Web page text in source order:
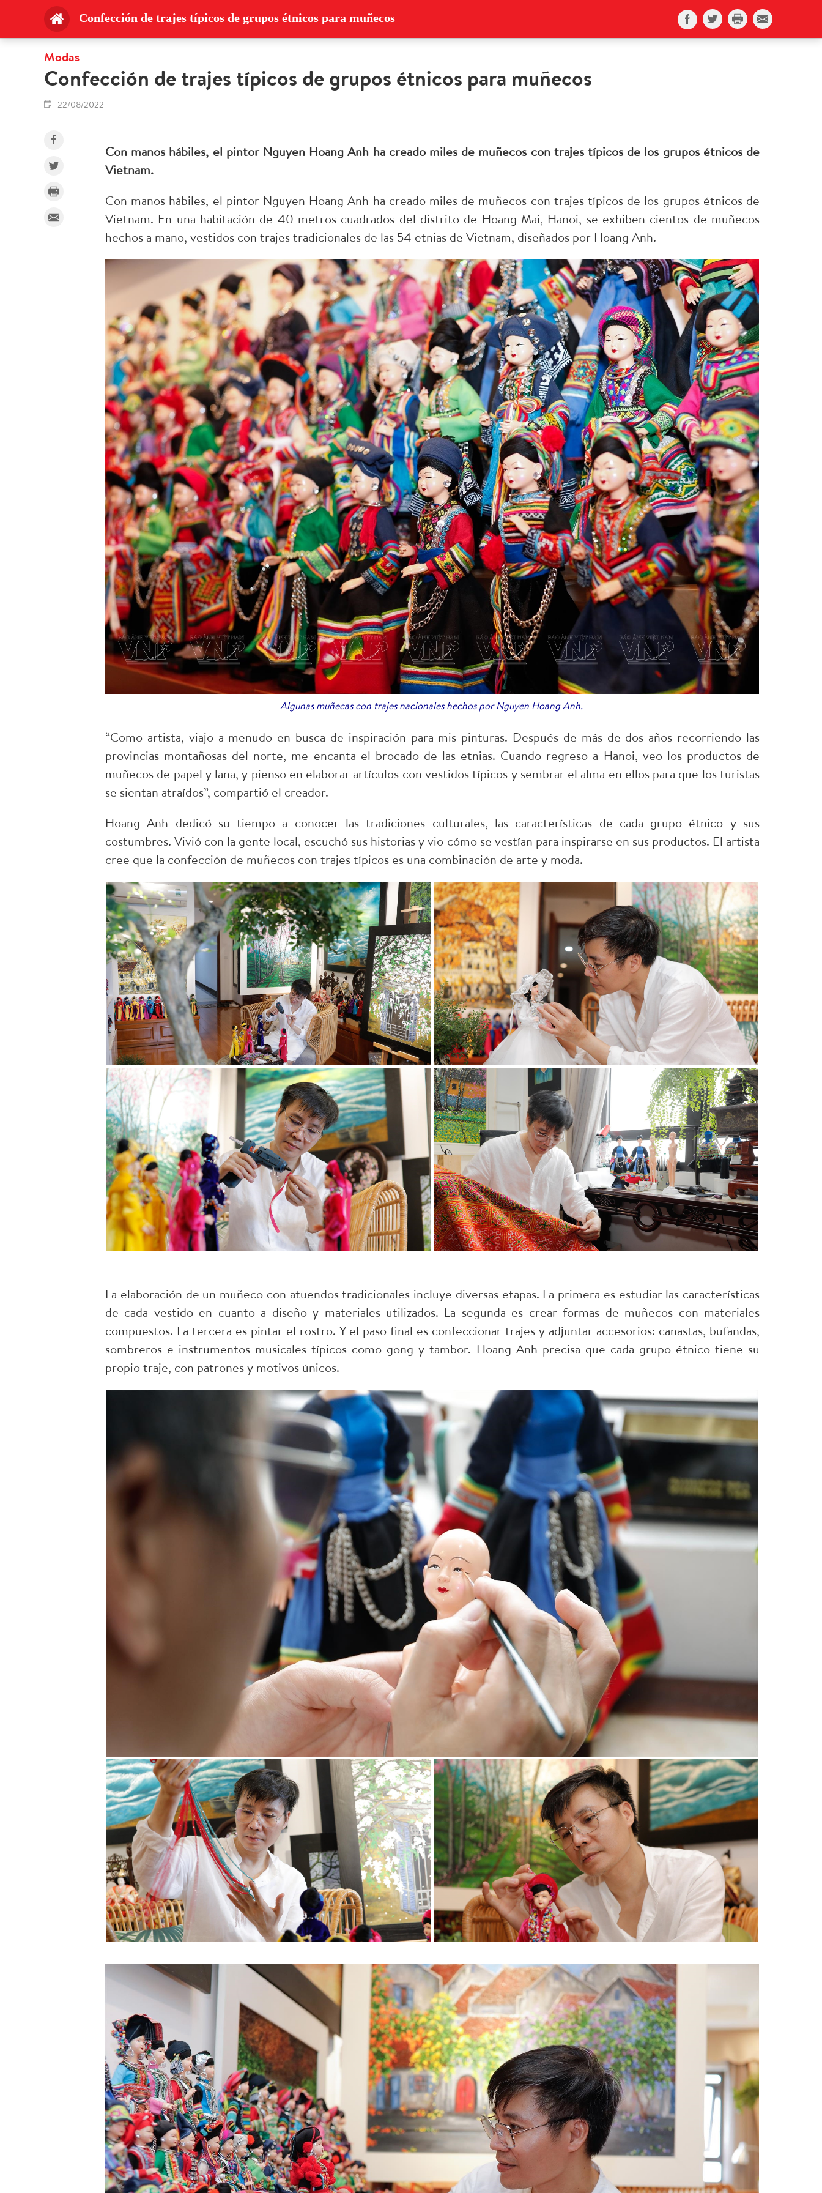
Confección de trajes típicos de grupos étnicos para muñecos
Modas
Confección de trajes típicos de grupos étnicos para muñecos
22/08/2022
Con manos hábiles, el pintor Nguyen Hoang Anh ha creado miles de muñecos con trajes típicos de los grupos étnicos de
Vietnam.
Con manos hábiles, el pintor Nguyen Hoang Anh ha creado miles de muñecos con trajes típicos de los grupos étnicos de
Vietnam. En una habitación de 40 metros cuadrados del distrito de Hoang Mai, Hanoi, se exhiben cientos de muñecos
hechos a mano, vestidos con trajes tradicionales de las 54 etnias de Vietnam, diseñados por Hoang Anh.
Algunas muñecas con trajes nacionales hechos por Nguyen Hoang Anh.
“Como artista, viajo a menudo en busca de inspiración para mis pinturas. Después de más de dos años recorriendo las
provincias montañosas del norte, me encanta el brocado de las etnias. Cuando regreso a Hanoi, veo los productos de
muñecos de papel y lana, y pienso en elaborar artículos con vestidos típicos y sembrar el alma en ellos para que los turistas
se sientan atraídos”, compartió el creador.
Hoang Anh dedicó su tiempo a conocer las tradiciones culturales, las características de cada grupo étnico y sus
costumbres. Vivió con la gente local, escuchó sus historias y vio cómo se vestían para inspirarse en sus productos. El artista
cree que la confección de muñecos con trajes típicos es una combinación de arte y moda.
La elaboración de un muñeco con atuendos tradicionales incluye diversas etapas. La primera es estudiar las características
de cada vestido en cuanto a diseño y materiales utilizados. La segunda es crear formas de muñecos con materiales
compuestos. La tercera es pintar el rostro. Y el paso final es confeccionar trajes y adjuntar accesorios: canastas, bufandas,
sombreros e instrumentos musicales típicos como gong y tambor. Hoang Anh precisa que cada grupo étnico tiene su
propio traje, con patrones y motivos únicos.